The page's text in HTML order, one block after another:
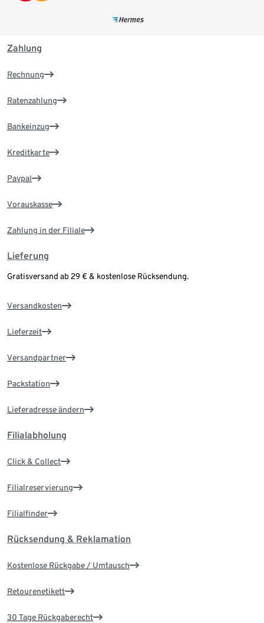
Zahlung
Rechnung
Ratenzahlung
Bankeinzug
Kreditkarte
Paypal
Vorauskasse
Zahlung in der Filiale
Lieferung
Gratisversand ab 29 € & kostenlose Rücksendung.
Versandkosten
Lieferzeit
Versandpartner
Packstation
Lieferadresse ändern
Filialabholung
Click & Collect
Filialreservierung
Filialfinder
Rücksendung & Reklamation
Kostenlose Rückgabe / Umtausch
Retourenetikett
30 Tage Rückgaberecht